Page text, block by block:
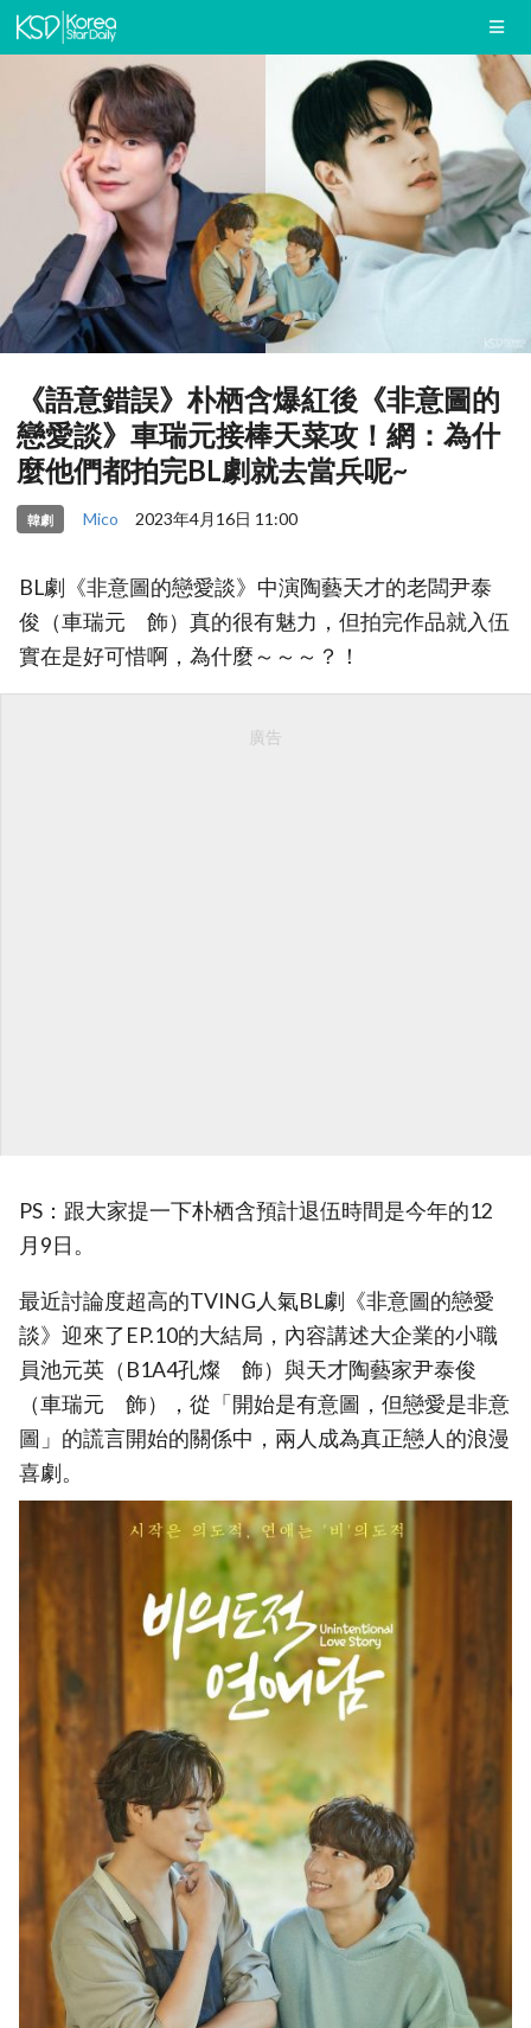
《語意錯誤》朴栖含爆紅後《非意圖的
戀愛談》車瑞元接棒天菜攻！網：為什
麼他們都拍完BL劇就去當兵呢~
韓劇 Mico 2023年4月16日 11:00
BL劇《非意圖的戀愛談》中演陶藝天才的老闆尹泰
俊（車瑞元 飾）真的很有魅力，但拍完作品就入伍
實在是好可惜啊，為什麼～～～？！
廣告
PS：跟大家提一下朴栖含預計退伍時間是今年的12
月9日。
最近討論度超高的TVING人氣BL劇《非意圖的戀愛
談》迎來了EP.10的大結局，內容講述大企業的小職
員池元英（B1A4孔燦 飾）與天才陶藝家尹泰俊
（車瑞元 飾），從「開始是有意圖，但戀愛是非意
圖」的謊言開始的關係中，兩人成為真正戀人的浪漫
喜劇。